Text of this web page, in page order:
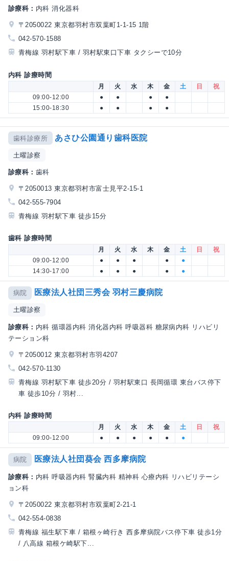
診療科： 内科 消化器科
〒2050022 東京都羽村市双葉町1-1-15 1階
042-570-1588
青梅線 羽村駅下車 / 羽村駅東口下車 タクシーで10分
内科 診療時間
月 火 水 木 金 土 日
祝
09:00-12:00
● ● ●
●
15:00-18:30
● ● ● ●
歯科診療所 あさひ公園通り歯科医院
土曜診察
診療科： 歯科
〒2050013 東京都羽村市富士見平2-15-1
042-555-7904
青梅線 羽村駅下車 徒歩15分
歯科 診療時間
月 火 水 木 金 土 日
祝
09:00-12:00
● ● ● ●
●
14:30-17:00
● ● ● ● ●
病院 医療法人社団三秀会 羽村三慶病院
土曜診察
診療科： 内科 循環器内科 消化器内科 呼吸器科 糖尿病内科 リハビリ
テーション科
〒2050012 東京都羽村市羽4207
042-570-1130
青梅線 羽村駅下車 徒歩20分 / 羽村駅東口 長岡循環 東台バス停下
車 徒歩10分 / 羽村...
内科 診療時間
月 火 水 木 金 土 日
祝
09:00-12:00
● ● ● ● ● ●
病院 医療法人社団葵会 西多摩病院
診療科： 内科 呼吸器内科 腎臓内科 精神科 心療内科 リハビリテーシ
ョン科
〒2050022 東京都羽村市双葉町2-21-1
042-554-0838
青梅線 福生駅下車 / 箱根ヶ崎行き 西多摩病院バス停下車 徒歩1分
/ 八高線 箱根ケ崎駅下...